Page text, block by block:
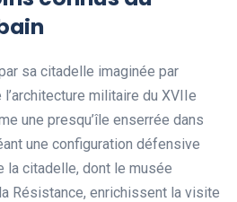
sa citadelle imaginée par
militaire du XVIIe
une presqu’île enserrée dans
une configuration défensive
la citadelle, dont le musée
Résistance, enrichissent la visite